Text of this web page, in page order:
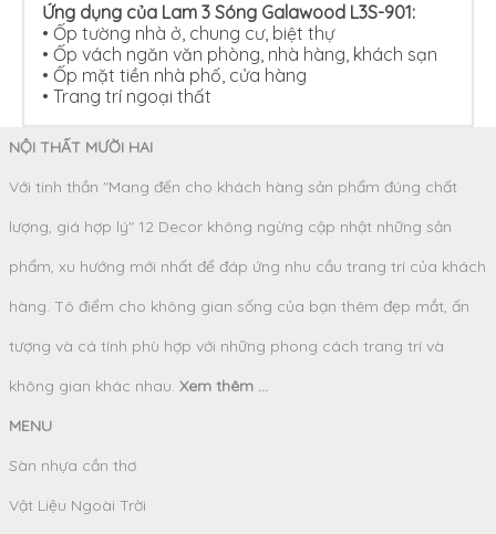
Ứng dụng của Lam 3 Sóng Galawood L3S-901:
• Ốp tường nhà ở, chung cư, biệt thự
• Ốp vách ngăn văn phòng, nhà hàng, khách sạn
• Ốp mặt tiền nhà phố, cửa hàng
• Trang trí ngoại thất
NỘI THẤT MƯỜI HAI
Với tinh thần "Mang đến cho khách hàng sản phẩm đúng chất
lượng, giá hợp lý" 12 Decor không ngừng cập nhật những sản
phẩm, xu hướng mới nhất để đáp ứng nhu cầu trang trí của khách
hàng. Tô điểm cho không gian sống của bạn thêm đẹp mắt, ấn
tượng và cá tính phù hợp với những phong cách trang trí và
không gian khác nhau. Xem thêm ...
MENU
Sàn nhựa cần thơ
Vật Liệu Ngoài Trời